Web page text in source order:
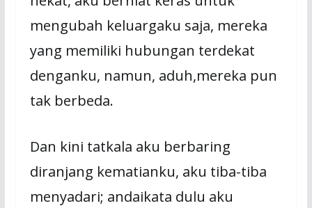
mengubah keluargaku saja, mereka
yang memiliki hubungan terdekat
denganku, namun, aduh,mereka pun
tak berbeda.
Dan kini tatkala aku berbaring
diranjang kematianku, aku tiba-tiba
menyadari; andaikata dulu aku